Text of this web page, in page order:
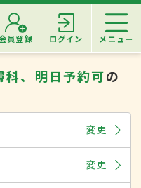
員登録 ログイン メニュー
科、明日予約可の
変更
変更